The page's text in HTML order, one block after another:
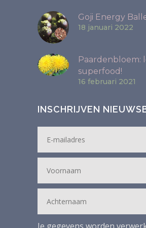
Goji Energy
18 januari 2022
Paardenbloem:
superfood!
16 februari 2021
INSCHRIJVEN